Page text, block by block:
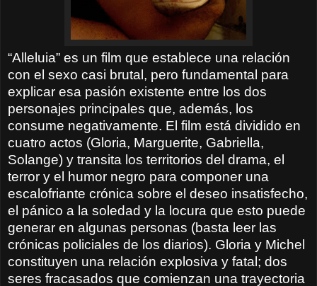
“Alleluia” es un film que establece una relación
con el sexo casi brutal, pero fundamental para
explicar esa pasión existente entre los dos
personajes principales que, además, los
consume negativamente. El film está dividido en
cuatro actos (Gloria, Marguerite, Gabriella,
Solange) y transita los territorios del drama, el
terror y el humor negro para componer una
escalofriante crónica sobre el deseo insatisfecho,
el pánico a la soledad y la locura que esto puede
generar en algunas personas (basta leer las
crónicas policiales de los diarios). Gloria y Michel
constituyen una relación explosiva y fatal; dos
seres fracasados que comienzan una trayectoria